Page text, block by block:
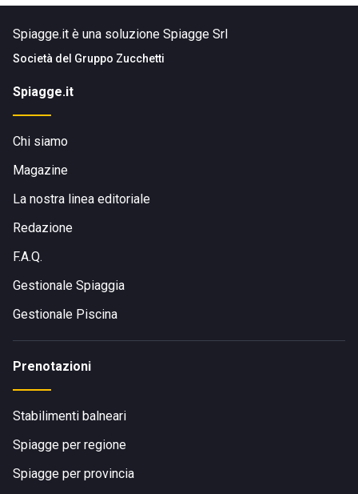
Spiagge.it è una soluzione Spiagge Srl
Società del Gruppo Zucchetti
Spiagge.it
Chi siamo
Magazine
La nostra linea editoriale
Redazione
F.A.Q.
Gestionale Spiaggia
Gestionale Piscina
Prenotazioni
Stabilimenti balneari
Spiagge per regione
Spiagge per provincia